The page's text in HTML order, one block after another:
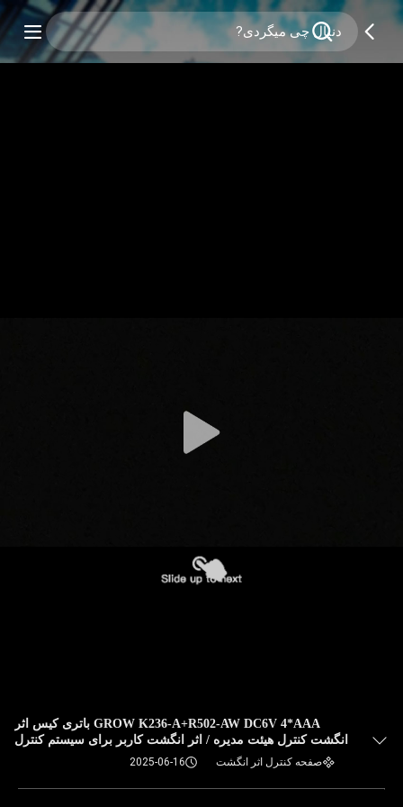
GROW K236-A+R502-AW DC6V 4*AAA باتری کیس اثر
انگشت کنترل هیئت مدیره / اثر انگشت کاربر برای سیستم کنترل
صفحه کنترل اثر انگشت 2025-06-16